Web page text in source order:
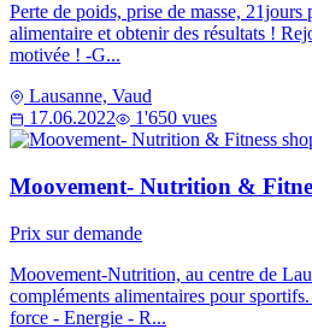
Perte de poids, prise de masse,
alimentaire et obtenir des résultats !
motivée ! -G...
Lausanne, Vaud
17.06.2022
1'650 vues
Moovement- Nutrition &
Prix sur demande
Moovement-Nutrition, au centre de
compléments alimentaires pour
force - Energie - R...